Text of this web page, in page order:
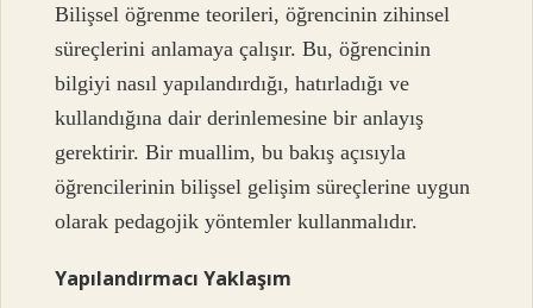
Bilişsel öğrenme teorileri, öğrencinin zihinsel
süreçlerini anlamaya çalışır. Bu, öğrencinin
bilgiyi nasıl yapılandırdığı, hatırladığı ve
kullandığına dair derinlemesine bir anlayış
gerektirir. Bir muallim, bu bakış açısıyla
öğrencilerinin bilişsel gelişim süreçlerine uygun
olarak pedagojik yöntemler kullanmalıdır.
Yapılandırmacı Yaklaşım